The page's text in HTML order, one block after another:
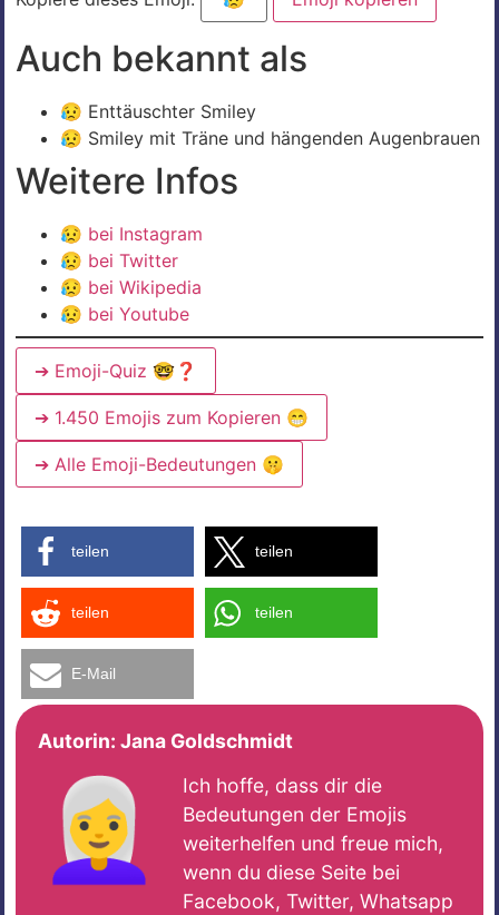
Auch bekannt als
😥 Enttäuschter Smiley
😥 Smiley mit Träne und hängenden Augenbrauen
Weitere Infos
😥 bei Instagram
😥 bei Twitter
😥 bei Wikipedia
😥 bei Youtube
➔ Emoji-Quiz 🤓❓
➔ 1.450 Emojis zum Kopieren 😁
➔ Alle Emoji-Bedeutungen 🤫
teilen teilen
teilen teilen
E-Mail
Autorin: Jana Goldschmidt
👩‍🦳
Ich hoffe, dass dir die
Bedeutungen der Emojis
weiterhelfen und freue mich,
wenn du diese Seite bei
Facebook, Twitter, Whatsapp